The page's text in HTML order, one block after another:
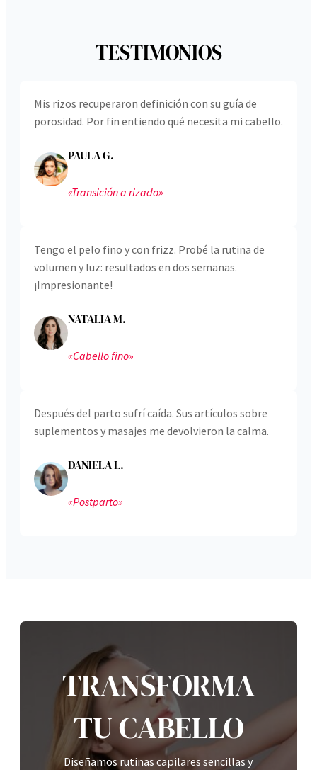
TESTIMONIOS
Mis rizos recuperaron definición con su guía de
porosidad. Por fin entiendo qué necesita mi cabello.
PAULA G.
«Transición a rizado»
Tengo el pelo fino y con frizz. Probé la rutina de
volumen y luz: resultados en dos semanas.
¡Impresionante!
NATALIA M.
«Cabello fino»
Después del parto sufrí caída. Sus artículos sobre
suplementos y masajes me devolvieron la calma.
DANIELA L.
«Postparto»
TRANSFORMA
TU CABELLO
Diseñamos rutinas capilares sencillas y